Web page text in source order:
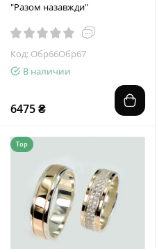
"Разом назавжди"
Код: Обр66Обр67
В наличии
6475 ₴
Top